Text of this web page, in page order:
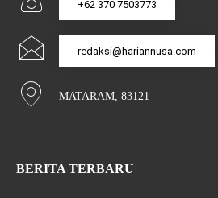
+62 370 7503773
redaksi@hariannusa.com
MATARAM, 83121
BERITA TERBARU